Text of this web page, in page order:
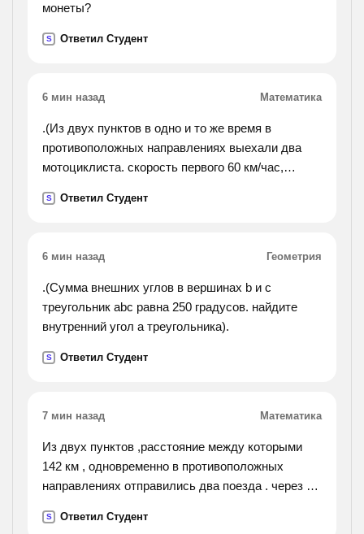
монеты?
S Ответил Студент
6 мин назад Математика
.(Из двух пунктов в одно и то же время в
противоположных направлениях выехали два
мотоциклиста. скорость первого 60 км/час,
расстояние между пунктами, если известно, что
S Ответил Студент
6 мин назад Геометрия
.(Сумма внешних углов в вершинах b и c
треугольник abc равна 250 градусов. найдите
внутренний угол а треугольника).
S Ответил Студент
7 мин назад Математика
Из двух пунктов ,расстояние между которыми
142 км , одновременно в противоположных
направлениях отправились два поезда . через 5
время расстояние между было 842 км . найди
S Ответил Студент